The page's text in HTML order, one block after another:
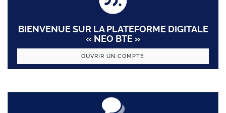
BIENVENUE SUR LA PLATEFORME DIGITALE
« NEO BTE »
OUVRIR UN COMPTE